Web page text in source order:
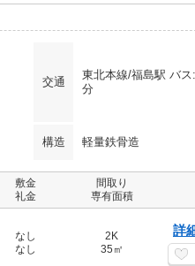
交通
東北本線/福島駅 バ
分
構造 軽量鉄骨造
敷金
礼金
間取り
専有面積
なし
なし
2K
35㎡
詳